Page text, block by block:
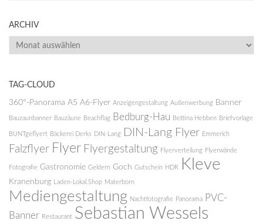
ARCHIV
ARCHIV
TAG-CLOUD
360°-Panorama A5 A6-Flyer Anzeigengestaltung Außenwerbung Banner
Bauzaunbanner Bauzäune Beachflag Bedburg-Hau Bettina Hebben Briefvorlage
BUNTgeflyert Bäckerei Derks DIN-Lang DIN-Lang Flyer Emmerich
Falzflyer Flyer Flyergestaltung Flyerverteilung Flyerwände
Fotografie Gastronomie Geldern Goch Gutschein HDR Kleve
Kranenburg Laden-Lokal.Shop Materborn
Mediengestaltung Nachtfotografie Panorama PVC-
Banner Restaurant Sebastian Wessels